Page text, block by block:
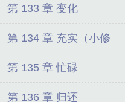
第 133 章 变化
第 134 章 充实（小修
第 135 章 忙碌
第 136 章 归还